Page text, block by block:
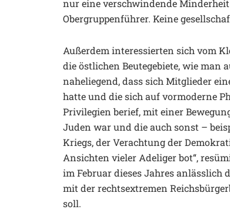
nur eine verschwindende Minderheit
Obergruppenführer. Keine
Außerdem interessierten sich vom
die östlichen Beutegebiete, wie man
naheliegend, dass sich Mitglieder
hatte und die sich auf vormoderne
Privilegien berief, mit einer
Juden war und die auch sonst –
Kriegs, der Verachtung der
Ansichten vieler Adeliger bot“,
im Februar dieses Jahres anlässlich
mit der rechtsextremen
soll.